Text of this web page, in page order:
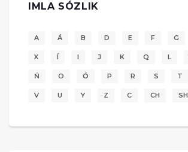
IMLA SÓZLIK
A Á B D E F G
X Í I J K Q L
Ń O Ó P R S T
V U Y Z C CH SH